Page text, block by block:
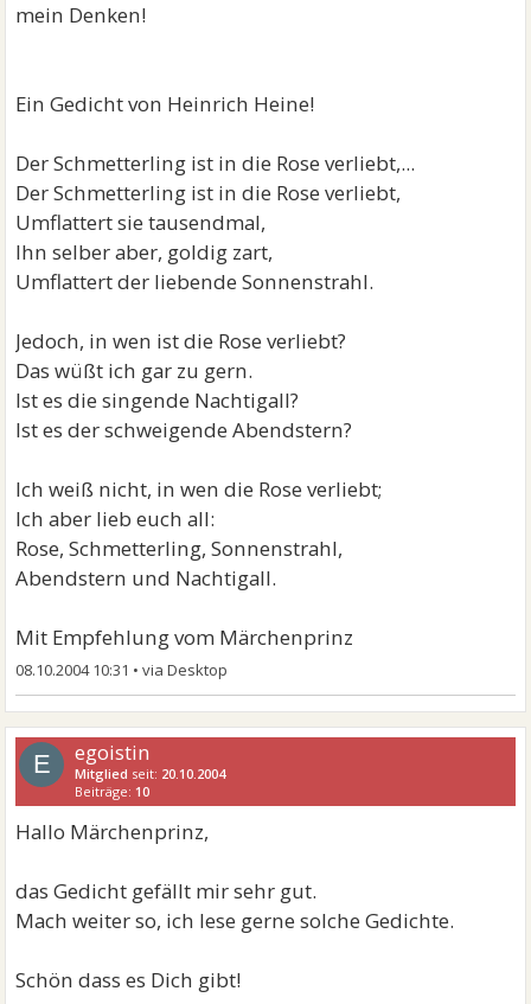
mein Denken!
Ein Gedicht von Heinrich Heine!
Der Schmetterling ist in die Rose verliebt,...
Der Schmetterling ist in die Rose verliebt,
Umflattert sie tausendmal,
Ihn selber aber, goldig zart,
Umflattert der liebende Sonnenstrahl.
Jedoch, in wen ist die Rose verliebt?
Das wüßt ich gar zu gern.
Ist es die singende Nachtigall?
Ist es der schweigende Abendstern?
Ich weiß nicht, in wen die Rose verliebt;
Ich aber lieb euch all:
Rose, Schmetterling, Sonnenstrahl,
Abendstern und Nachtigall.
Mit Empfehlung vom Märchenprinz
08.10.2004 10:31 •
E egoistin
Mitglied seit: 20.10.2004
Beiträge: 10
Hallo Märchenprinz,
das Gedicht gefällt mir sehr gut.
Mach weiter so, ich lese gerne solche Gedichte.
Schön dass es Dich gibt!